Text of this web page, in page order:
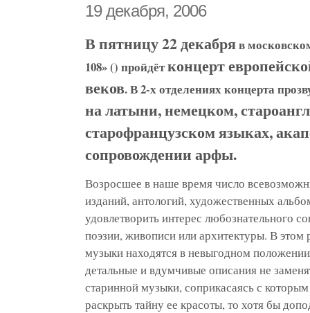
19 декабря, 2006
В пятницу 22 декабряв
108» () пройдётконцерт
веков. В 2-х отделениях концерта
на латыни, немецком,
старофранцузском языках,
сопровождении арфы.
Возросшее в наше время число
изданий, антологий, художественных
удовлетворить интерес любознательного
поэзии, живописи или архитектуры. В этом
музыки находятся в невыгодном
детальные и вдумчивые описания не
старинной музыки, соприкасаясь с
раскрыть тайну ее красоты, то хотя бы